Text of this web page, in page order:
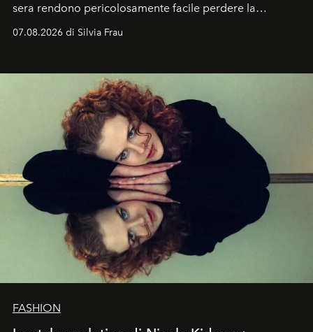
sera rendono pericolosamente facile perdere la
07.08.2026 di Silvia Frau
FASHION